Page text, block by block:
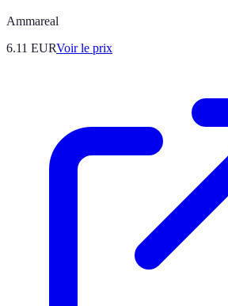
Ammareal
6.11 EURVoir le prix